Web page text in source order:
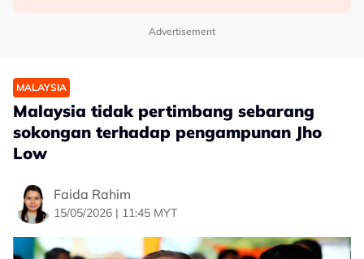
Advertisement
MALAYSIA
Malaysia tidak pertimbang sebarang
sokongan terhadap pengampunan Jho
Low
Faida Rahim
15/05/2026 | 11:45 MYT